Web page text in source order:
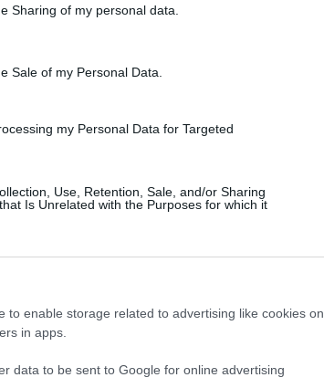
Sharing of my personal data.
Sale of my Personal Data.
my Personal Data for Targeted
Use, Retention, Sale, and/or Sharing
Is Unrelated with the Purposes for which it
to enable storage related to advertising like cookies on
in apps.
data to be sent to Google for online advertising